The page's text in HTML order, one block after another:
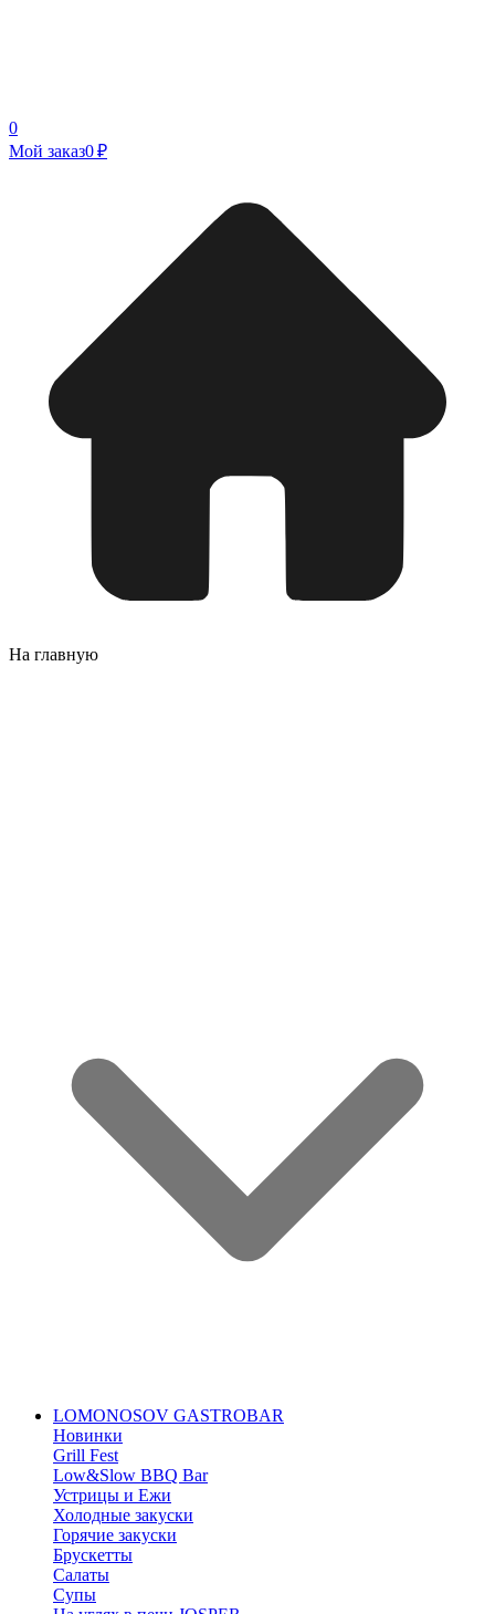
0
Мой заказ0 ₽
На главную
LOMONOSOV GASTROBAR
Новинки
Grill Fest
Low&Slow BBQ Bar
Устрицы и Ежи
Холодные закуски
Горячие закуски
Брускетты
Салаты
Супы